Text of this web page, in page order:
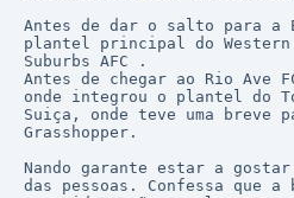
Antes de dar o salto para a
plantel principal do Western
Suburbs AFC .
Antes de chegar ao Rio Ave
onde integrou o plantel do
Suiça, onde teve uma breve
Grasshopper.
Nando garante estar a
das pessoas. Confessa que